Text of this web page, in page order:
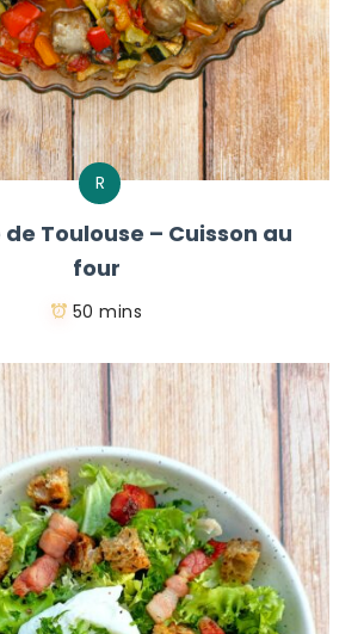
R
de Toulouse – Cuisson au
four
50 mins